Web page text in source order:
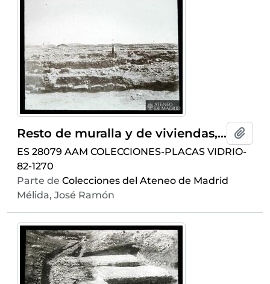
Resto de muralla y de viviendas, por occidente (de Numancia)
ES 28079 AAM COLECCIONES-PLACAS VIDRIO-
82-1270
Parte de Colecciones del Ateneo de Madrid
Mélida, José Ramón